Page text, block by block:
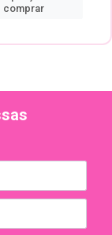
comprar